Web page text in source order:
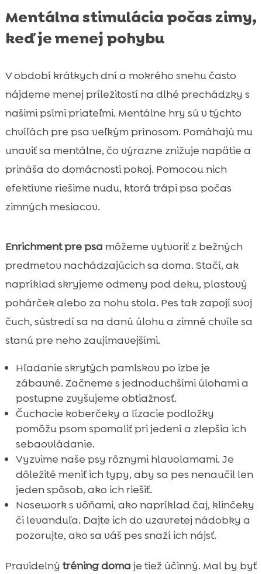
Mentálna stimulácia počas zimy,
keď je menej pohybu
V období krátkych dní a mokrého snehu často
nájdeme menej príležitostí na dlhé prechádzky s
našimi psími priateľmi. Mentálne hry sú v týchto
chvíľách pre psa veľkým prínosom. Pomáhajú mu
unaviť sa mentálne, čo výrazne znižuje napätie a
prináša do domácnosti pokoj. Pomocou nich
efektívne riešime nudu, ktorá trápi psa počas
zimných mesiacov.
Enrichment pre psa môžeme vytvoriť z bežných
predmetov nachádzajúcich sa doma. Stačí, ak
napríklad skryjeme odmeny pod deku, plastový
pohárček alebo za nohu stola. Pes tak zapojí svoj
čuch, sústredí sa na danú úlohu a zimné chvíle sa
stanú pre neho zaujímavejšími.
Hľadanie skrytých pamlskov po izbe je
zábavné. Začneme s jednoduchšími úlohami a
postupne zvyšujeme obtiažnosť.
Čuchacie koberčeky a lízacie podložky
pomôžu psom spomaliť pri jedení a zlepšia ich
sebaovládanie.
Vyzvime naše psy rôznymi hlavolamami. Je
dôležité meniť ich typy, aby sa pes nenaučil len
jeden spôsob, ako ich riešiť.
Nosework s vôňami, ako napríklad čaj, klinčeky
či levanduľa. Dajte ich do uzavretej nádobky a
pozorujte, ako sa váš pes snaží ich nájsť.
Pravidelný tréning doma je tiež účinný. Mal by byť